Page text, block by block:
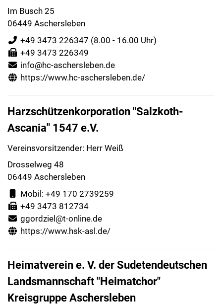
Im Busch 25
06449 Aschersleben
+49 3473 226347 (8.00 - 16.00 Uhr)
+49 3473 226349
info@hc-aschersleben.de
https://www.hc-aschersleben.de/
Harzschützenkorporation "Salzkoth-
Ascania" 1547 e.V.
Vereinsvorsitzender: Herr Weiß
Drosselweg 48
06449 Aschersleben
Mobil: +49 170 2739259
+49 3473 812734
ggordziel@t-online.de
https://www.hsk-asl.de/
Heimatverein e. V. der Sudetendeutschen
Landsmannschaft "Heimatchor"
Kreisgruppe Aschersleben